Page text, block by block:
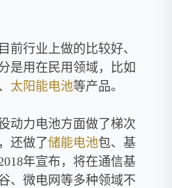
前行业上做的比较好、
是用在民用领域，比如
太阳能电池等产品。
动力电池方面做了梯次
还做了储能电池包、基
年宣布，将在通信基
、微电网等多种领域不